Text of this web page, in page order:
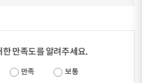
한 만족도를 알려주세요.
만족
보통